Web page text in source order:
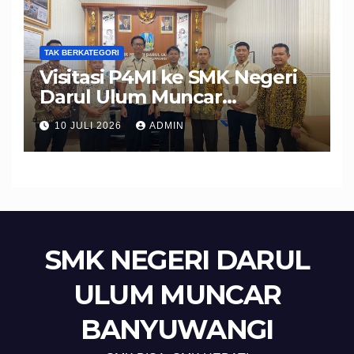
TAK BERKATEGORI
Visitasi P4MI ke SMK Negeri
Darul Ulum Muncar
Banyuwangi Perkuat Sinergi
Edukasi dan Perlindungan
Calon Pekerja Migran
10 JULI 2026 ADMIN
SMK NEGERI DARUL
ULUM MUNCAR
BANYUWANGI